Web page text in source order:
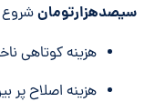
سیصدهزارتومان
هزینه کوتاهی ناخن بین ۱۰۰ تا
هزینه اصلاح پر بین ۳۰۰ تا ۵۰۰هزار